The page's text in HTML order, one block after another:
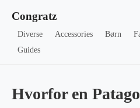
Congratz
Diverse Accessories Børn
Guides
Hvorfor en